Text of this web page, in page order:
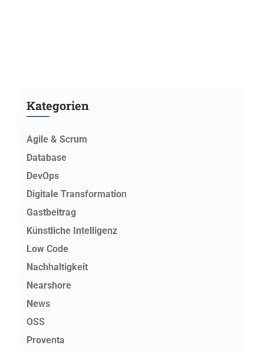
Kategorien
Agile & Scrum
Database
DevOps
Digitale Transformation
Gastbeitrag
Künstliche Intelligenz
Low Code
Nachhaltigkeit
Nearshore
News
OSS
Proventa